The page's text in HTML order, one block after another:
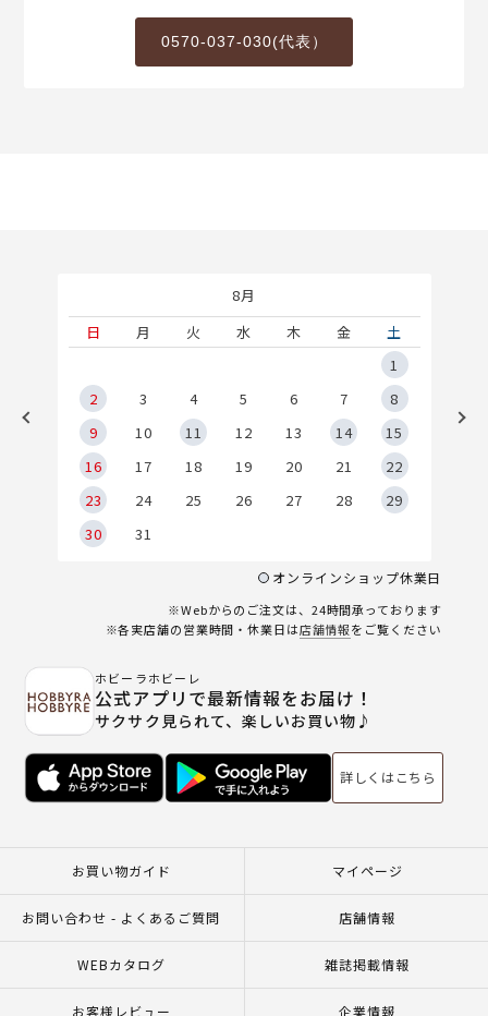
0570-037-030(代表）
8月
日
月 火 水 木 金
土
1
2
3 4 5 6 7
8
9
10 11 12 13 14
15
16
17 18 19 20 21
22
23
24 25 26 27 28
29
30
31
オンラインショップ休業日
※Webからのご注文は、24時間承っております
※各実店舗の営業時間・休業日は店舗情報をご覧ください
ホビーラホビーレ
公式アプリで最新情報をお届け！
サクサク見られて、楽しいお買い物♪
詳しくはこちら
お買い物ガイド マイページ
お問い合わせ - よくあるご質問 店舗情報
WEBカタログ 雑誌掲載情報
お客様レビュー 企業情報